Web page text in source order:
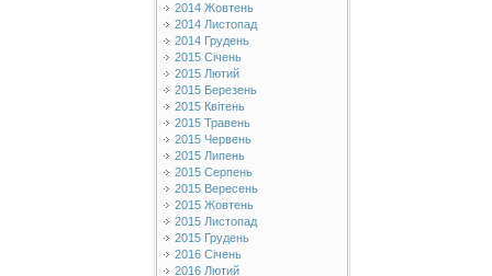
2014 Жовтень
2014 Листопад
2014 Грудень
2015 Січень
2015 Лютий
2015 Березень
2015 Квітень
2015 Травень
2015 Червень
2015 Липень
2015 Серпень
2015 Вересень
2015 Жовтень
2015 Листопад
2015 Грудень
2016 Січень
2016 Лютий